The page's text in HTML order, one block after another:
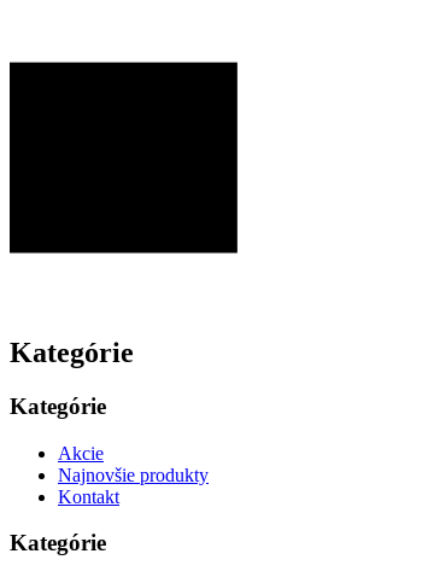
Kategórie
Kategórie
Akcie
Najnovšie produkty
Kontakt
Kategórie